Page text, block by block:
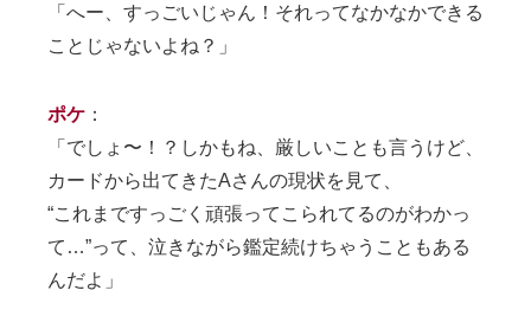
「へー、すっごいじゃん！それってなかなかできる
ことじゃないよね？」
ポケ ：
「でしょ〜！？しかもね、厳しいことも言うけど、
カードから出てきたAさんの現状を見て、
“これまですっごく頑張ってこられてるのがわかっ
て…”って、泣きながら鑑定続けちゃうこともある
んだよ」